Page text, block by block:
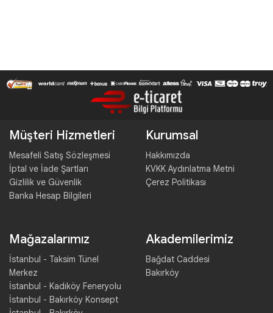
Müşteri Hizmetleri
Mesafeli Satış Sözleşmesi
İptal ve İade Şartları
Gizlilik ve Güvenlik
Banka Hesap Bilgileri
Kurumsal
Hakkımızda
KVKK Aydınlatma Metni
Çerez Politikası
Mağazalarımız
İstanbul - Taksim Tünel
Merkez
İstanbul - Kadıköy Feneryolu
İstanbul - Bakırköy Konsept
Akademilerimiz
Bağdat Caddesi
Bakırköy